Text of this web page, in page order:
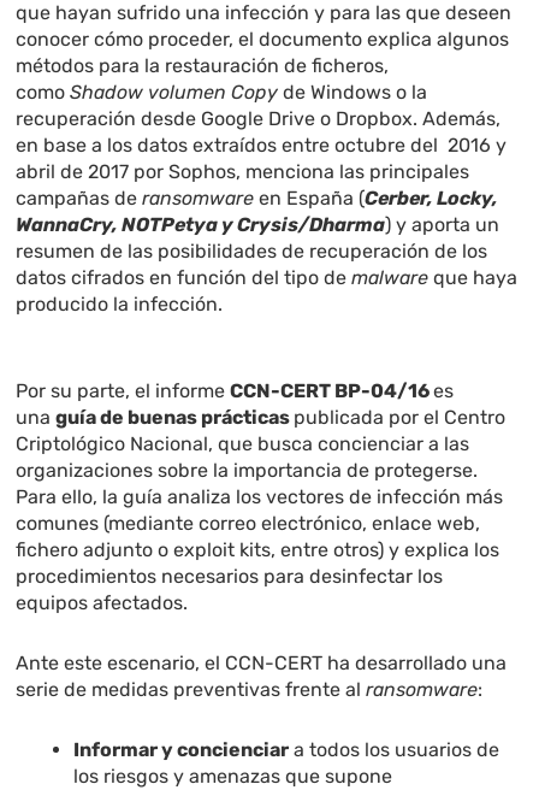
que hayan sufrido una infección y para las que deseen
conocer cómo proceder, el documento explica algunos
métodos para la restauración de ficheros,
comoShadow volumen Copy de Windows o la
recuperación desde Google Drive o Dropbox. Además,
en base a los datos extraídos entre octubre del 2016 y
abril de 2017 por Sophos, menciona las principales
campañas deransomware en España (Cerber, Locky,
WannaCry, NOTPetya y Crysis/Dharma) y aporta un
resumen de las posibilidades de recuperación de los
datos cifrados en función del tipo demalware que haya
producido la infección.
Por su parte, el informeCCN-CERT BP-04/16es
unaguía de buenas prácticas publicada por el Centro
Criptológico Nacional, que busca concienciar a las
organizaciones sobre la importancia de protegerse.
Para ello, la guía analiza los vectores de infección más
comunes (mediante correo electrónico, enlace web,
fichero adjunto o exploit kits, entre otros) y explica los
procedimientos necesarios para desinfectar los
equipos afectados.
Ante este escenario, el CCN-CERT ha desarrollado una
serie de medidas preventivas frente alransomware:
Informar y concienciar a todos los usuarios de
los riesgos y amenazas que supone